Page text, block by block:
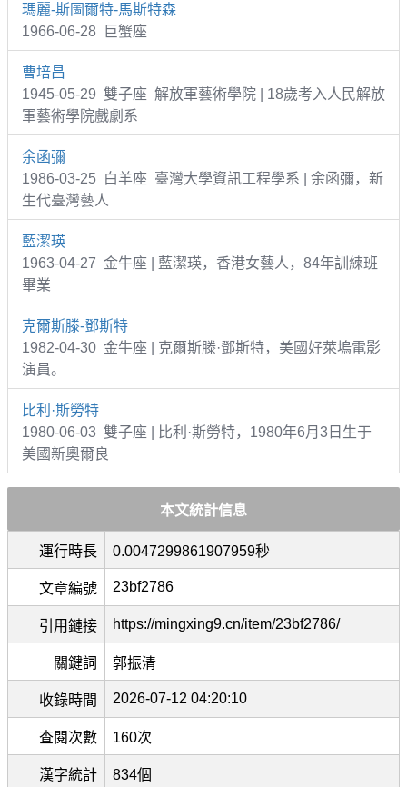
瑪麗-斯圖爾特-馬斯特森
1966-06-28 巨蟹座
曹培昌
1945-05-29 雙子座 解放軍藝術學院 | 18歲考入人民解放
軍藝術學院戲劇系
余函彌
1986-03-25 白羊座 臺灣大學資訊工程學系 | 余函彌，新
生代臺灣藝人
藍潔瑛
1963-04-27 金牛座 | 藍潔瑛，香港女藝人，84年訓練班
畢業
克爾斯滕-鄧斯特
1982-04-30 金牛座 | 克爾斯滕·鄧斯特，美國好萊塢電影
演員。
比利·斯勞特
1980-06-03 雙子座 | 比利·斯勞特，1980年6月3日生于
美國新奧爾良
本文統計信息
運行時長 0.0047299861907959秒
文章編號 23bf2786
引用鏈接 https://mingxing9.cn/item/23bf2786/
關鍵詞 郭振清
收錄時間 2026-07-12 04:20:10
查閱次數 160次
漢字統計 834個